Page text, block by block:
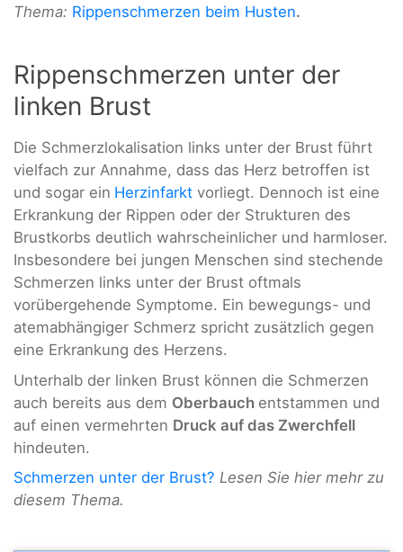
Thema: Rippenschmerzen beim Husten.
Rippenschmerzen unter der
linken Brust
Die Schmerzlokalisation links unter der Brust führt
vielfach zur Annahme, dass das Herz betroffen ist
und sogar ein Herzinfarkt vorliegt. Dennoch ist eine
Erkrankung der Rippen oder der Strukturen des
Brustkorbs deutlich wahrscheinlicher und harmloser.
Insbesondere bei jungen Menschen sind stechende
Schmerzen links unter der Brust oftmals
vorübergehende Symptome. Ein bewegungs- und
atemabhängiger Schmerz spricht zusätzlich gegen
eine Erkrankung des Herzens.
Unterhalb der linken Brust können die Schmerzen
auch bereits aus dem Oberbauch entstammen und
auf einen vermehrten Druck auf das Zwerchfell
hindeuten.
Schmerzen unter der Brust? Lesen Sie hier mehr zu
diesem Thema.